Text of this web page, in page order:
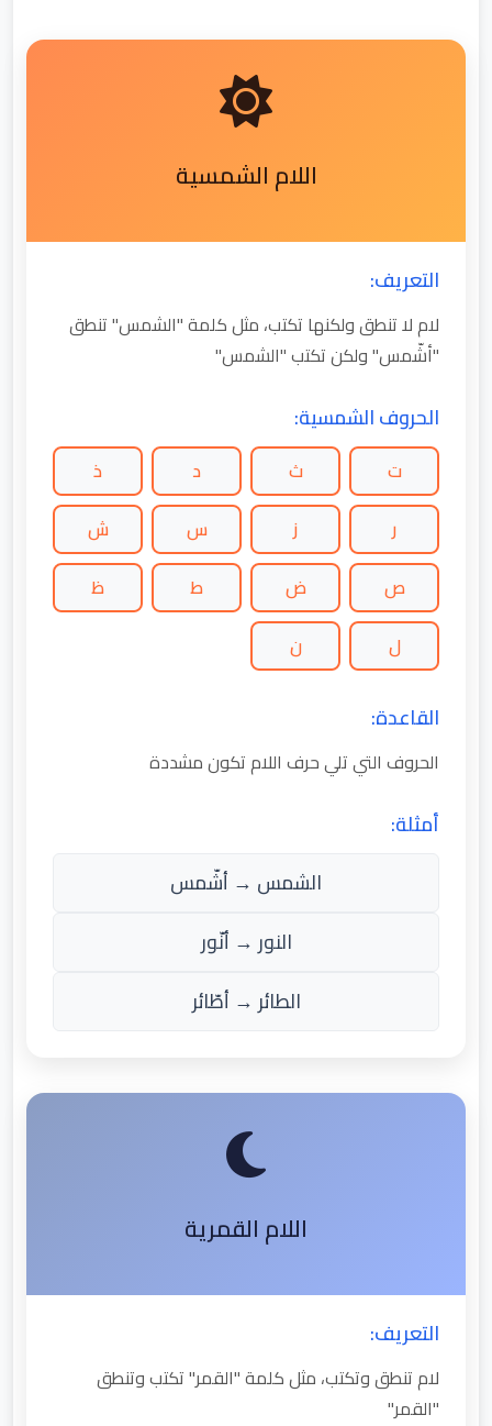
اللام الشمسية
التعريف:
لام لا تنطق ولكنها تكتب، مثل كلمة "الشمس" تنطق
"أشّمس" ولكن تكتب "الشمس"
الحروف الشمسية:
ت ث د
ذ
ر
ز س
ش
ص
ض ط
ظ
ل
ن
القاعدة:
الحروف التي تلي حرف اللام تكون مشددة
أمثلة:
الشمس → أشّمس
النور → أنّور
الطائر → أطّائر
اللام القمرية
التعريف:
لام تنطق وتكتب، مثل كلمة "القمر" تكتب وتنطق
"القمر"